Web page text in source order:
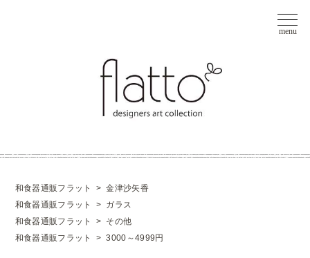
和食器通販フラット >金津沙矢香
和食器通販フラット
> ガラス
和食器通販フラット
> その他
和食器通販フラット
>3000～4999円